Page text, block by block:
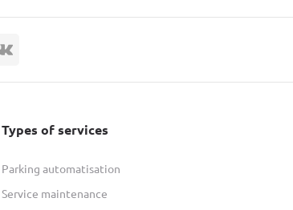
Types of services
Parking automatisation
Service maintenance